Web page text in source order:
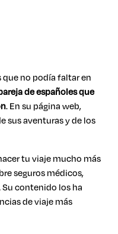
que no podía faltar en
de españoles que
. En su página web,
sus aventuras y de los
tu viaje mucho más
seguros médicos,
contenido los ha
de viaje más